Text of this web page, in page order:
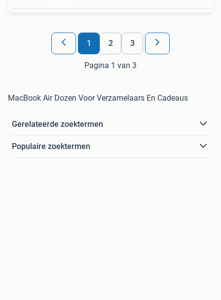
1 2 3
Pagina 1 van 3
MacBook Air Dozen Voor Verzamelaars En Cadeaus
Gerelateerde zoektermen
Populaire zoektermen